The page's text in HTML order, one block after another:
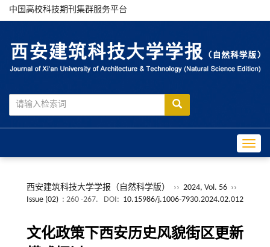
中国高校科技期刊集群服务平台
西安建筑科技大学学报（自然科学版） ›› 2024, Vol. 56 ››
Issue (02) : 260 -267. DOI: 10.15986/j.1006-7930.2024.02.012
文化政策下西安历史风貌街区更新